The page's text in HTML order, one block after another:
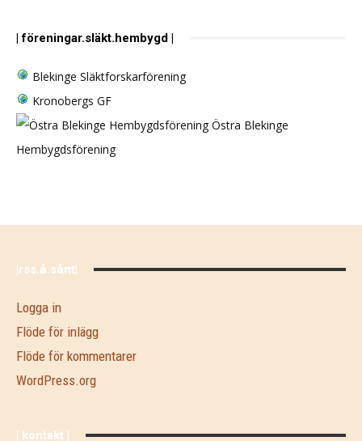
| föreningar.släkt.hembygd |
Blekinge Släktforskarförening
Kronobergs GF
Östra Blekinge
Hembygdsförening
|rss.å.sånt|
Logga in
Flöde för inlägg
Flöde för kommentarer
WordPress.org
| kontakt |